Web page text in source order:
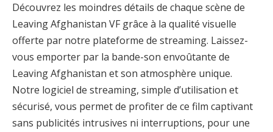
Découvrez les moindres détails de chaque scène de
Leaving Afghanistan VF grâce à la qualité visuelle
offerte par notre plateforme de streaming. Laissez-
vous emporter par la bande-son envoûtante de
Leaving Afghanistan et son atmosphère unique.
Notre logiciel de streaming, simple d’utilisation et
sécurisé, vous permet de profiter de ce film captivant
sans publicités intrusives ni interruptions, pour une